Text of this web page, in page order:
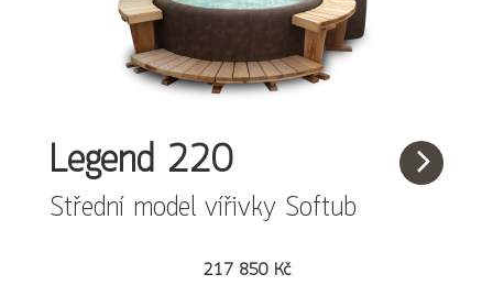
Legend 220
Střední model vířivky Softub
217 850 Kč